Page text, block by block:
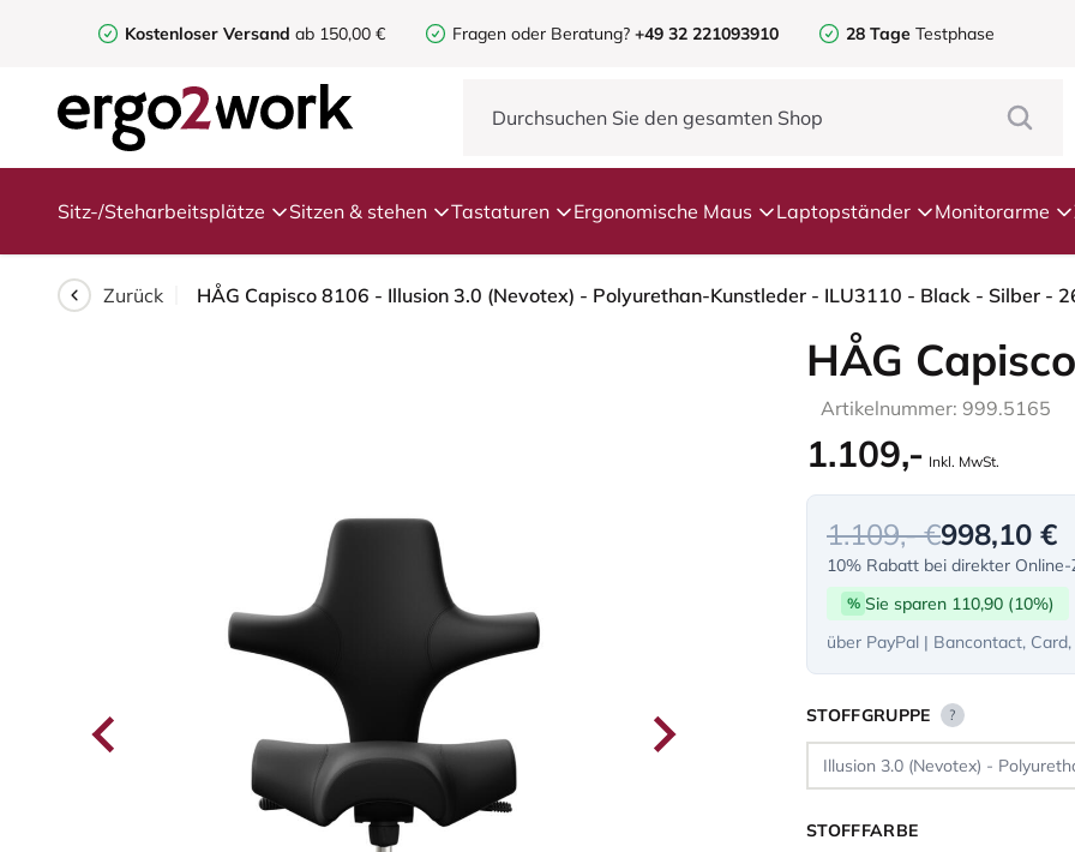
Kostenloser Versand ab 150,00 € Fragen oder Beratung? +49 32 221093910 28 Tage Testphase
Sitz-/Steharbeitsplätze Sitzen & stehen Tastaturen Ergonomische Maus Laptopständer Monitorarme
Zurück HÅG Capisco 8106 - Illusion 3.0 (Nevotex) - Polyurethan-Kunstleder - ILU3110 - Black - Silber -
HÅG
Artikelnummer: 999.5165
1.109,- Inkl. MwSt.
1.109,- €998,10 €
10% Rabatt bei direkter Online-
% Sie sparen 110,90 (10%)
über PayPal | Bancontact,
STOFFGRUPPE ?
STOFFFARBE